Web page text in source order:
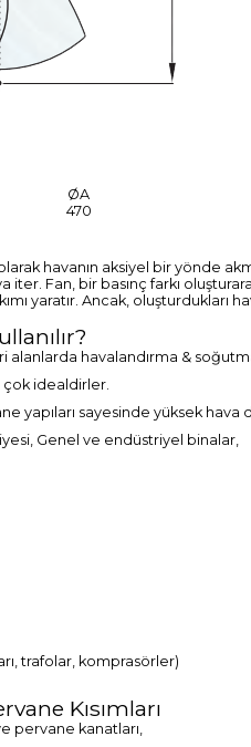
ØA
470
havanın aksiyel bir yönde
iter. Fan, bir basınç farkı
yaratır. Ancak, oluşturdukları
havalandırma &
çok idealdirler.
yapıları sayesinde yüksek hava
Genel ve endüstriyel binalar,
trafolar, komprasörler)
Kısımları
pervane kanatları,